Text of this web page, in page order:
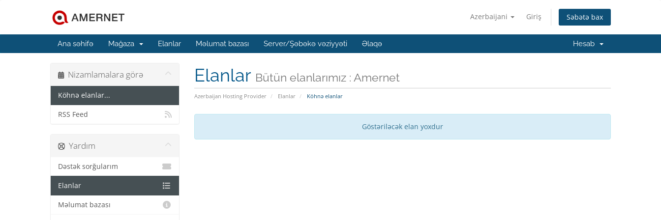
Azerbaijani Giriş Səbətə bax
Ana səhifə Mağaza Elanlar Məlumat bazası Server/Şəbəkə vəziyyəti Əlaqə Hesab
Elanlar Bütün elanlarımız : Amernet
Azerbaijan Hosting Provider Elanlar Köhnə elanlar
Nizamlamalara görə
Köhnə elanlar...
RSS Feed
Göstəriləcək elan yoxdur
Yardım
Dəstək sorğularım
Elanlar
Məlumat bazası